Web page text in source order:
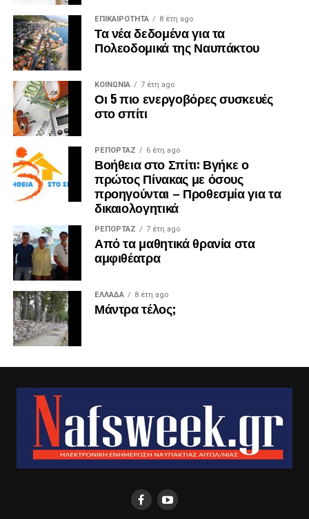
ΕΠΙΚΑΙΡΟΤΗΤΑ 8 έτη ago
Τα νέα δεδομένα για τα
Πολεοδομικά της Ναυπάκτου
ΚΟΙΝΩΝΙΑ 7 έτη ago
Οι 5 πιο ενεργοβόρες συσκευές
στο σπίτι
ΡΕΠΟΡΤΑΖ 6 έτη ago
Βοήθεια στο Σπίτι: Βγήκε ο
πρώτος Πίνακας με όσους
προηγούνται – Προθεσμία για τα
δικαιολογητικά
ΡΕΠΟΡΤΑΖ 7 έτη ago
Από τα μαθητικά θρανία στα
αμφιθέατρα
ΕΛΛΑΔΑ 8 έτη ago
Μάντρα τέλος;